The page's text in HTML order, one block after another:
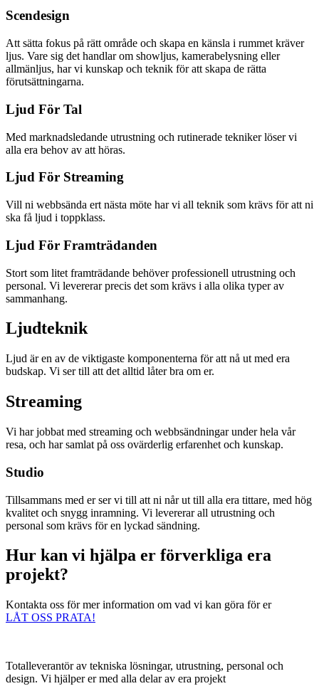
Scendesign
Att sätta fokus på rätt område och skapa en känsla i rummet kräver
ljus. Vare sig det handlar om showljus, kamerabelysning eller
allmänljus, har vi kunskap och teknik för att skapa de rätta
förutsättningarna.
Ljud För Tal
Med marknadsledande utrustning och rutinerade tekniker löser vi
alla era behov av att höras.
Ljud För Streaming
Vill ni webbsända ert nästa möte har vi all teknik som krävs för att ni
ska få ljud i toppklass.
Ljud För Framträdanden
Stort som litet framträdande behöver professionell utrustning och
personal. Vi levererar precis det som krävs i alla olika typer av
sammanhang.
Ljudteknik
Ljud är en av de viktigaste komponenterna för att nå ut med era
budskap. Vi ser till att det alltid låter bra om er.
Streaming
Vi har jobbat med streaming och webbsändningar under hela vår
resa, och har samlat på oss ovärderlig erfarenhet och kunskap.
Studio
Tillsammans med er ser vi till att ni når ut till alla era tittare, med hög
kvalitet och snygg inramning. Vi levererar all utrustning och
personal som krävs för en lyckad sändning.
Hur kan vi hjälpa er förverkliga era
projekt?
Kontakta oss för mer information om vad vi kan göra för er
LÅT OSS PRATA!
Totalleverantör av tekniska lösningar, utrustning, personal och
design. Vi hjälper er med alla delar av era projekt